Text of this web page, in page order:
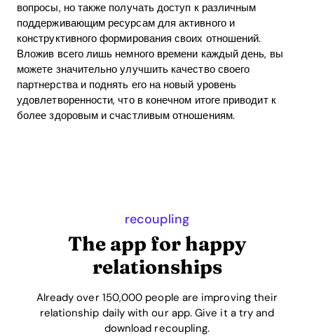
вопросы, но также получать доступ к различным
поддерживающим ресурсам для активного и
конструктивного формирования своих отношений.
Вложив всего лишь немного времени каждый день, вы
можете значительно улучшить качество своего
партнерства и поднять его на новый уровень
удовлетворенности, что в конечном итоге приводит к
более здоровым и счастливым отношениям.
recoupling
The app for happy
relationships
Already over 150,000 people are improving their
relationship daily with our app. Give it a try and
download recoupling.